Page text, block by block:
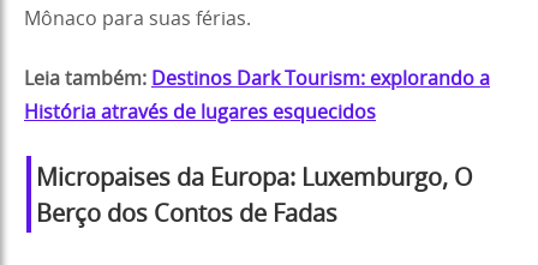
Mônaco para suas férias.
Leia também: Destinos Dark Tourism: explorando a
História através de lugares esquecidos
Micropaises da Europa: Luxemburgo, O
Berço dos Contos de Fadas